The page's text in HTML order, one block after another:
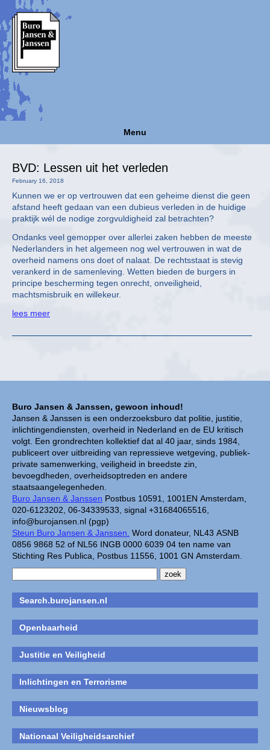
Menu
Buro Jansen & Janssen, gewoon inhoud!
Jansen & Janssen is een onderzoeksburo dat politie, justitie,
inlichtingendiensten, overheid in Nederland en de EU kritisch
volgt. Een grondrechten kollektief dat al 40 jaar, sinds 1984,
publiceert over uitbreiding van repressieve wetgeving, publiek-
private samenwerking, veiligheid in breedste zin,
bevoegdheden, overheidsoptreden en andere
staatsaangelegenheden.
Buro Jansen & Janssen Postbus 10591, 1001EN Amsterdam,
020-6123202, 06-34339533, signal +31684065516,
info@burojansen.nl (pgp)
Steun Buro Jansen & Janssen. Word donateur, NL43 ASNB
0856 9868 52 of NL56 INGB 0000 6039 04 ten name van
Stichting Res Publica, Postbus 11556, 1001 GN Amsterdam.
Search.burojansen.nl
Openbaarheid
Justitie en Veiligheid
Inlichtingen en Terrorisme
Nieuwsblog
Nationaal Veiligheidsarchief
BVD: Lessen uit het verleden
February 16, 2018
Kunnen we er op vertrouwen dat een geheime dienst die geen
afstand heeft gedaan van een dubieus verleden in de huidige
praktijk wél de nodige zorgvuldigheid zal betrachten?
Ondanks veel gemopper over allerlei zaken hebben de meeste
Nederlanders in het algemeen nog wel vertrouwen in wat de
overheid namens ons doet of nalaat. De rechtsstaat is stevig
verankerd in de samenleving. Wetten bieden de burgers in
principe bescherming tegen onrecht, onveiligheid,
machtsmisbruik en willekeur.
lees meer